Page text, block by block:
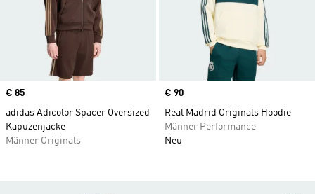
Price
€ 85
adidas Adicolor Spacer Oversized
Kapuzenjacke
Männer Originals
Price
€ 90
Real Madrid Originals Hoodie
Männer Performance
Neu